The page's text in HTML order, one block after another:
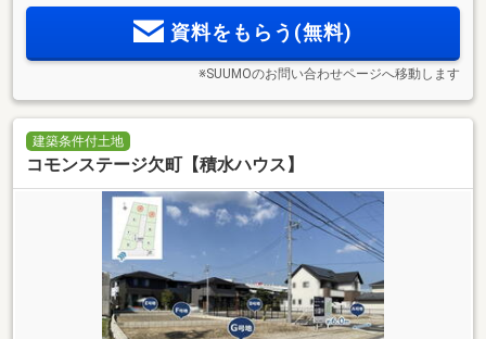
資料をもらう(無料)
※SUUMOのお問い合わせページへ移動します
建築条件付土地
コモンステージ欠町【積水ハウス】